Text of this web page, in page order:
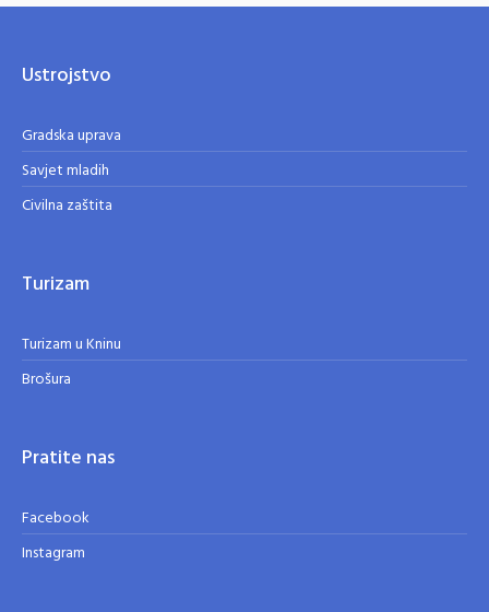
Ustrojstvo
Gradska uprava
Savjet mladih
Civilna zaštita
Turizam
Turizam u Kninu
Brošura
Pratite nas
Facebook
Instagram